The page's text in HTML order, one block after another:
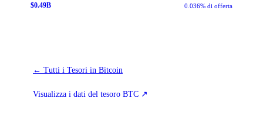
$0.49B 0.036% di offerta
← Tutti i Tesori in Bitcoin
Visualizza i dati del tesoro BTC ↗